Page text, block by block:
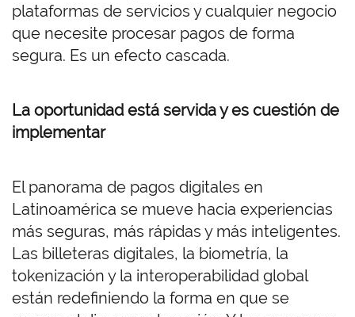
plataformas de servicios y cualquier negocio
que necesite procesar pagos de forma
segura. Es un efecto cascada.
La oportunidad está servida y es cuestión de
implementar
El panorama de pagos digitales en
Latinoamérica se mueve hacia experiencias
más seguras, más rápidas y más inteligentes.
Las billeteras digitales, la biometría, la
tokenización y la interoperabilidad global
están redefiniendo la forma en que se